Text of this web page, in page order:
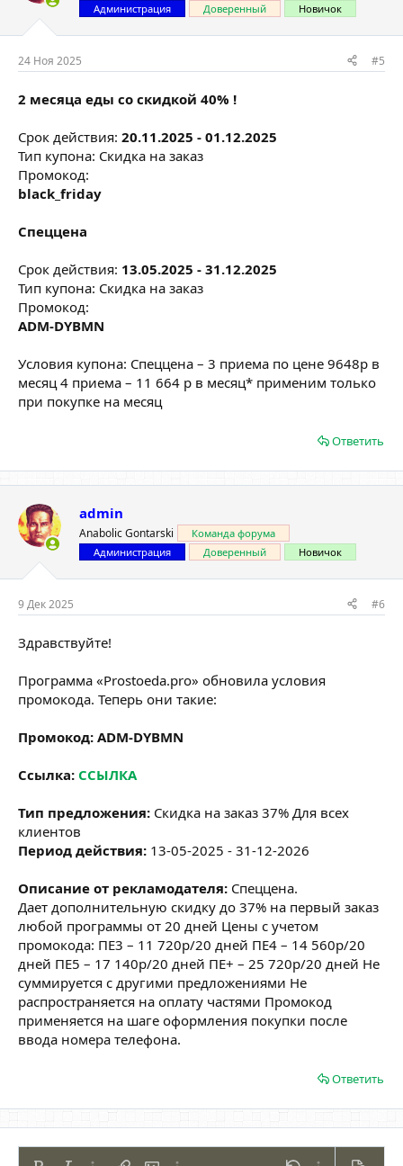
Администрация
Доверенный Новичок
24 Ноя 2025 #5
2 месяца еды со скидкой 40% !
Срок действия: 20.11.2025 - 01.12.2025
Тип купона: Скидка на заказ
Промокод:
black_friday
Спеццена
Срок действия: 13.05.2025 - 31.12.2025
Тип купона: Скидка на заказ
Промокод:
ADM-DYBMN
Условия купона: Спеццена – 3 приема по цене 9648р в
месяц 4 приема – 11 664 р в месяц* применим только
при покупке на месяц
Ответить
admin
Anabolic Gontarski
Команда форума
Администрация
Доверенный Новичок
9 Дек 2025 #6
Здравствуйте!
Программа «Prostoeda.pro» обновила условия
промокода. Теперь они такие:
Промокод: ADM-DYBMN
Ссылка: ССЫЛКА
Тип предложения: Скидка на заказ 37% Для всех
клиентов
Период действия: 13-05-2025 - 31-12-2026
Описание от рекламодателя: Спеццена.
Дает дополнительную скидку до 37% на первый заказ
любой программы от 20 дней Цены с учетом
промокода: ПЕ3 – 11 720р/20 дней ПЕ4 – 14 560р/20
дней ПЕ5 – 17 140р/20 дней ПЕ+ – 25 720р/20 дней Не
суммируется с другими предложениями Не
распространяется на оплату частями Промокод
применяется на шаге оформления покупки после
ввода номера телефона.
Ответить